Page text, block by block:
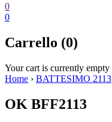
0
0
Carrello (0)
Your cart is currently empty
Home › BATTESIMO 2113
OK BFF2113